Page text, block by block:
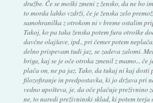
družbe. Če se moški zmeni z žensko, da ne bo
to morda lahko vzdrži, če je ženska zelo
samohranilka z otrokom ni v breme ostalim
Takoj, ko pa taka ženska potem fura otroške
davčne olajšave, ipd., pri čemer potem
delno prispevam tudi jaz, se zadeva zalomi.
briga, kaj se je oče otroka zmenil z mamo... če
plača on, ne pa jaz. Tako, da tukaj ni kaj dosti
filozofiranje in predpostavka, ki jo država pri
vedno upošteva, je, da oče plačuje preživnino
ne, to naredi preživninski sklad, ki potem terja